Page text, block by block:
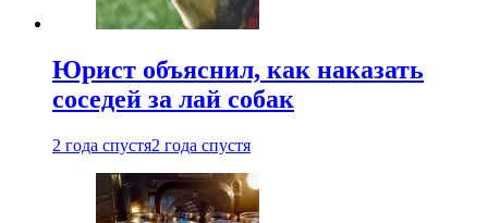
Юрист объяснил, как наказать
соседей за лай собак
2 года спустя2 года спустя